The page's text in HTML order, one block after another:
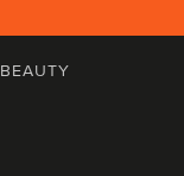
BEAUTY